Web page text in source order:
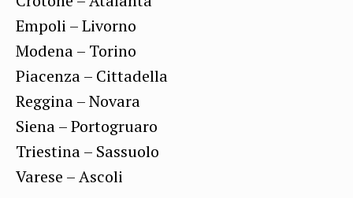
Empoli – Livorno
Modena – Torino
Piacenza – Cittadella
Reggina – Novara
Siena – Portogruaro
Triestina – Sassuolo
Varese – Ascoli